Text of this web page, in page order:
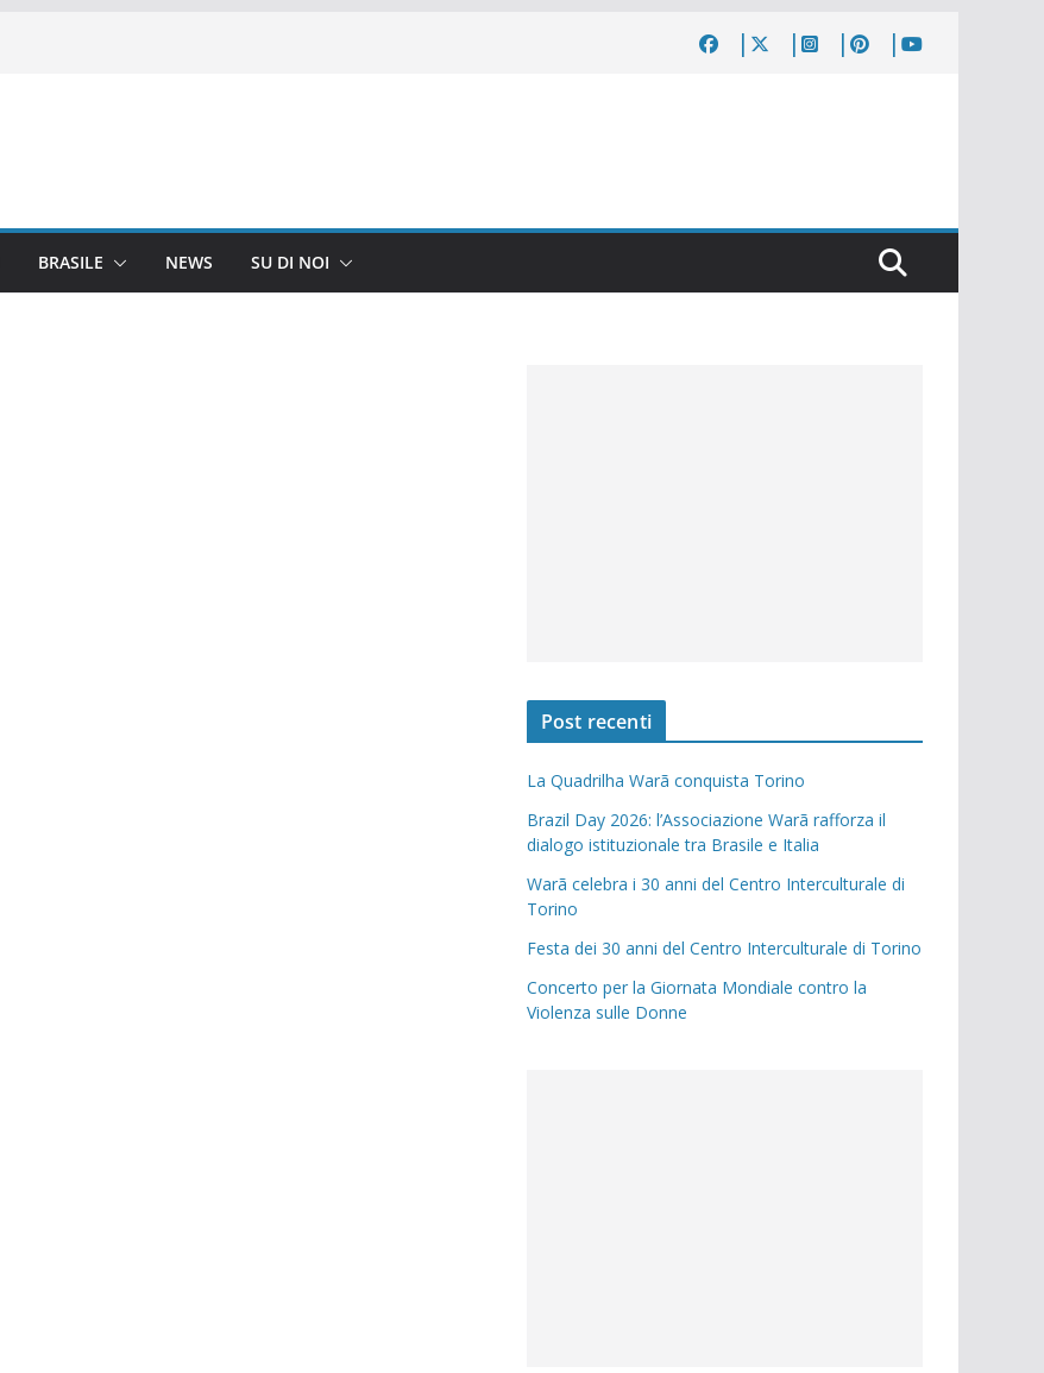
BRASILE NEWS SU DI NOI
Post recenti
La Quadrilha Warã conquista Torino
Brazil Day 2026: l’Associazione Warã rafforza il
dialogo istituzionale tra Brasile e Italia
Warã celebra i 30 anni del Centro Interculturale di
Torino
Festa dei 30 anni del Centro Interculturale di Torino
Concerto per la Giornata Mondiale contro la
Violenza sulle Donne